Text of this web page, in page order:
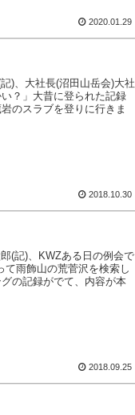
2020.01.29
)、大社長(沼田山岳会)大社
？」大昔に登られた記録
のスラブを登りに行きま
2018.10.30
(記)、KWZある日の例会で
雨飾山の荒菅沢を検索し
の記録がでて、内容が本
2018.09.25